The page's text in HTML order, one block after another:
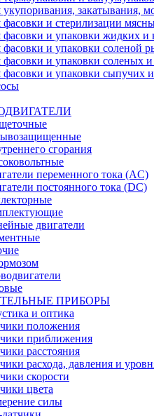
укупоривания, закатывания,
фасовки и стерилизации
фасовки и упаковки жидких и
фасовки и упаковки соленой
фасовки и упаковки соленых
фасовки и упаковки сыпучих
сгорания
переменного тока (AC)
постоянного тока (DC)
двигатели
ПРИБОРЫ
и оптика
положения
приближения
расстояния
расхода, давления и
скорости
цвета
силы